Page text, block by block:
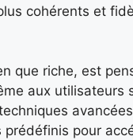
cohérents et
que riche, est
aux utilisateurs
pour